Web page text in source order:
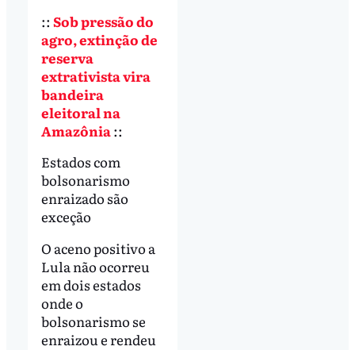
:: Sob pressão do
agro, extinção de
reserva
extrativista vira
bandeira
eleitoral na
Amazônia::
Estados com
bolsonarismo
enraizado são
exceção
O aceno positivo a
Lula não ocorreu
em dois estados
onde o
bolsonarismo se
enraizou e rendeu